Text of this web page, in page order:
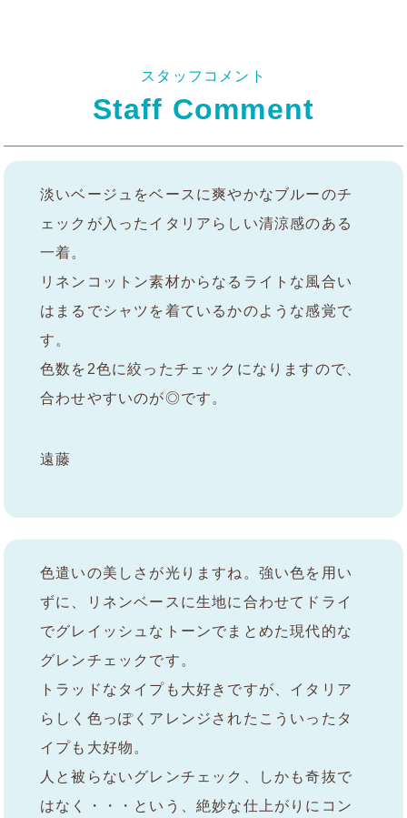
スタッフコメント
Staff Comment
淡いベージュをベースに爽やかなブルーのチ
ェックが入ったイタリアらしい清涼感のある
一着。
リネンコットン素材からなるライトな風合い
はまるでシャツを着ているかのような感覚で
す。
色数を2色に絞ったチェックになりますので、
合わせやすいのが◎です。
遠藤
色遣いの美しさが光りますね。強い色を用い
ずに、リネンベースに生地に合わせてドライ
でグレイッシュなトーンでまとめた現代的な
グレンチェックです。
トラッドなタイプも大好きですが、イタリア
らしく色っぽくアレンジされたこういったタ
イプも大好物。
人と被らないグレンチェック、しかも奇抜で
はなく・・・という、絶妙な仕上がりにコン